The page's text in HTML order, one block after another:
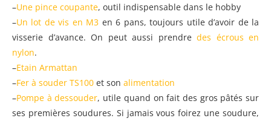
–Une pince coupante, outil indispensable dans le hobby
–Un lot de vis en M3 en 6 pans, toujours utile d’avoir de la
visserie d’avance. On peut aussi prendredes écrous en
nylon.
–Etain Armattan
–Fer à souder TS100 et son alimentation
–Pompe à dessouder, utile quand on fait des gros pâtés sur
ses premières soudures. Si jamais vous foirez une soudure,